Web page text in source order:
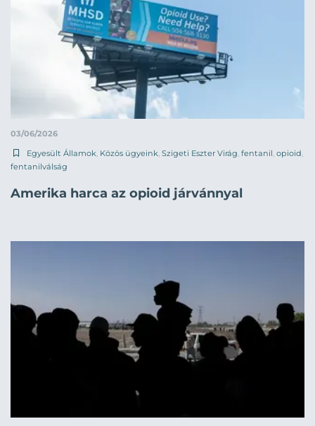
03/06/2026
Egyesült Államok, Közös ügyeink, Szigeti Eszter Virág, fentanil, opioid,
fentanilválság
Amerika harca az opioid járvánnyal